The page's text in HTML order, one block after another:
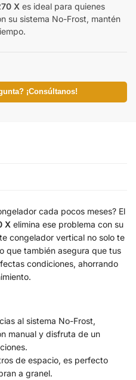
X es ideal para quienes
su sistema No-Frost, mantén
¡Consúltanos!
cada pocos meses? El
X elimina ese problema con su
congelador vertical no solo te
que también asegura que tus
condiciones, ahorrando
al sistema No-Frost,
manual y disfruta de un
de espacio, es perfecto
a granel.